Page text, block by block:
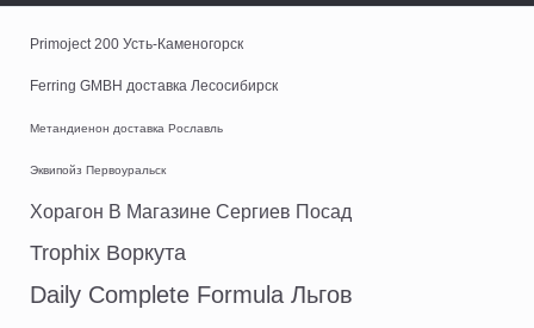
Primoject 200 Усть-Каменогорск
Ferring GMBH доставка Лесосибирск
Метандиенон доставка Рославль
Эквипойз Первоуральск
Хорагон В Магазине Сергиев Посад
Trophix Воркута
Daily Complete Formula Льгов